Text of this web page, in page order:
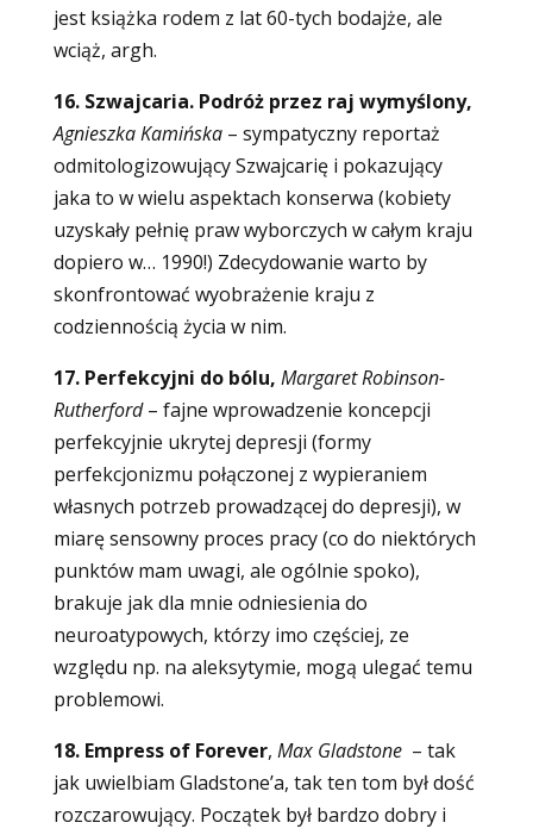
jest książka rodem z lat 60-tych bodajże, ale
wciąż, argh.
16. Szwajcaria. Podróż przez raj wymyślony,
Agnieszka Kamińska– sympatyczny reportaż
odmitologizowujący Szwajcarię i pokazujący
jaka to w wielu aspektach konserwa (kobiety
uzyskały pełnię praw wyborczych w całym kraju
dopiero w… 1990!) Zdecydowanie warto by
skonfrontować wyobrażenie kraju z
codziennością życia w nim.
17. Perfekcyjni do bólu, Margaret Robinson-
Rutherford– fajne wprowadzenie koncepcji
perfekcyjnie ukrytej depresji (formy
perfekcjonizmu połączonej z wypieraniem
własnych potrzeb prowadzącej do depresji), w
miarę sensowny proces pracy (co do niektórych
punktów mam uwagi, ale ogólnie spoko),
brakuje jak dla mnie odniesienia do
neuroatypowych, którzy imo częściej, ze
względu np. na aleksytymie, mogą ulegać temu
problemowi.
18. Empress of Forever, Max Gladstone– tak
jak uwielbiam Gladstone’a, tak ten tom był dość
rozczarowujący. Początek był bardzo dobry i